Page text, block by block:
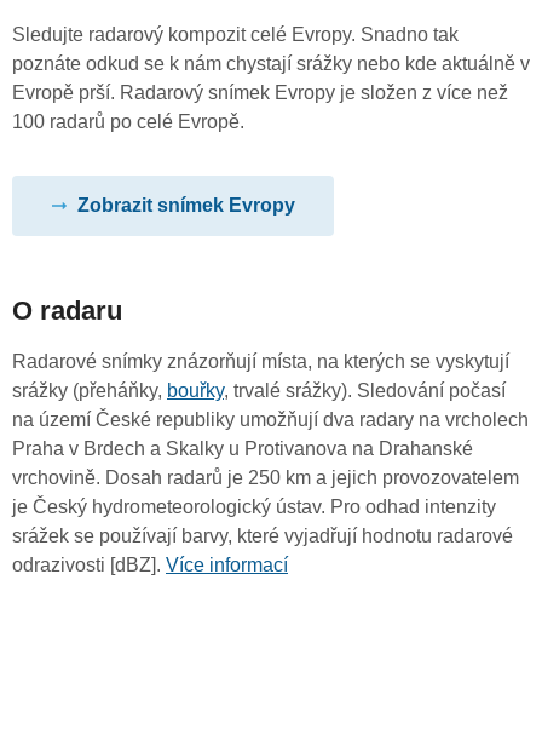
Sledujte radarový kompozit celé Evropy. Snadno tak
poznáte odkud se k nám chystají srážky nebo kde aktuálně v
Evropě prší. Radarový snímek Evropy je složen z více než
100 radarů po celé Evropě.
Zobrazit snímek Evropy
O radaru
Radarové snímky znázorňují místa, na kterých se vyskytují
srážky (přeháňky, bouřky, trvalé srážky). Sledování počasí
na území České republiky umožňují dva radary na vrcholech
Praha v Brdech a Skalky u Protivanova na Drahanské
vrchovině. Dosah radarů je 250 km a jejich provozovatelem
je Český hydrometeorologický ústav. Pro odhad intenzity
srážek se používají barvy, které vyjadřují hodnotu radarové
odrazivosti [dBZ]. Více informací